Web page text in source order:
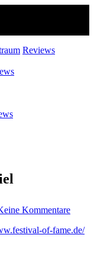
Reviews
Kommentare
of
Fame
of-fame.de/